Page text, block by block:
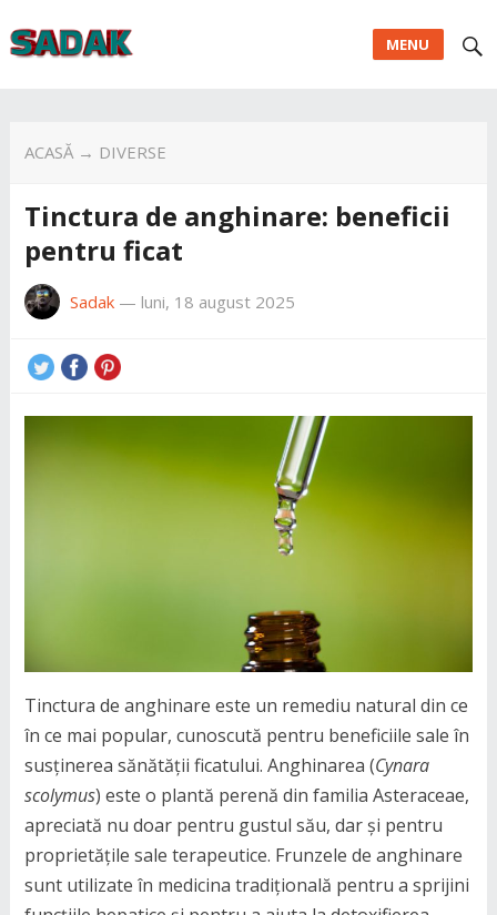
MENU
ACASĂ→ DIVERSE
Tinctura de anghinare: beneficii
pentru ficat
Sadak— luni, 18 august 2025
Tinctura de anghinare este un remediu natural din ce
în ce mai popular, cunoscută pentru beneficiile sale în
susținerea sănătății ficatului. Anghinarea (Cynara
scolymus) este o plantă perenă din familia Asteraceae,
apreciată nu doar pentru gustul său, dar și pentru
proprietățile sale terapeutice. Frunzele de anghinare
sunt utilizate în medicina tradițională pentru a sprijini